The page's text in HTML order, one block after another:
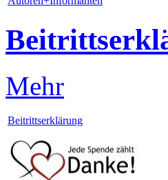
Mehr
Beitrittserklärung